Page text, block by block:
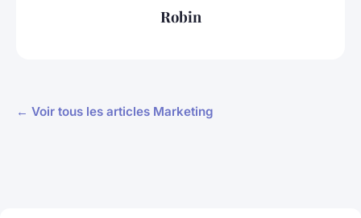
Robin
← Voir tous les articles Marketing